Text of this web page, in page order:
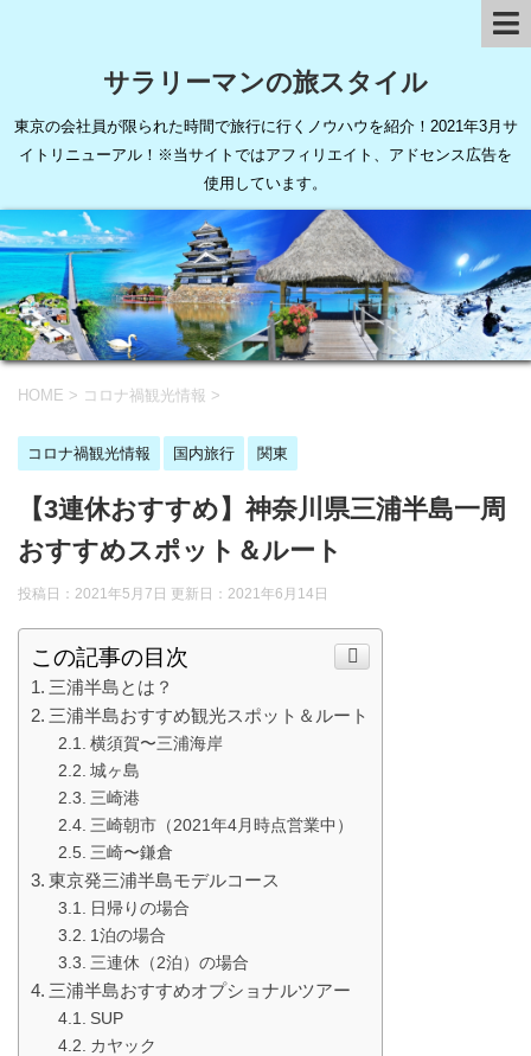
サラリーマンの旅スタイル
東京の会社員が限られた時間で旅行に行くノウハウを紹介！2021年3月サ
イトリニューアル！※当サイトではアフィリエイト、アドセンス広告を
使用しています。
HOME > コロナ禍観光情報 >
コロナ禍観光情報 国内旅行 関東
【3連休おすすめ】神奈川県三浦半島一周
おすすめスポット＆ルート
投稿日：2021年5月7日 更新日： 2021年6月14日
この記事の目次
三浦半島とは？
三浦半島おすすめ観光スポット＆ルート
横須賀〜三浦海岸
城ヶ島
三崎港
三崎朝市（2021年4月時点営業中）
三崎〜鎌倉
東京発三浦半島モデルコース
日帰りの場合
1泊の場合
三連休（2泊）の場合
三浦半島おすすめオプショナルツアー
SUP
カヤック